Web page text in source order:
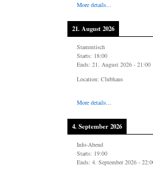
More details...
21. August 2026
Stammtisch
Starts: 18:00
Ends: 21. August 2026- 21:00
Location: Clubhaus
More details...
4. September 2026
Info-Abend
Starts: 19:00
Ends: 4. September 2026-